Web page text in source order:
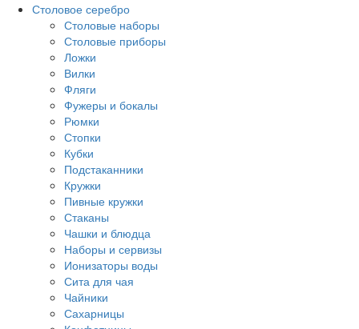
Столовое серебро
Столовые наборы
Столовые приборы
Ложки
Вилки
Фляги
Фужеры и бокалы
Рюмки
Стопки
Кубки
Подстаканники
Кружки
Пивные кружки
Стаканы
Чашки и блюдца
Наборы и сервизы
Ионизаторы воды
Сита для чая
Чайники
Сахарницы